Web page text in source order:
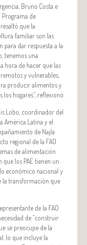
Bruno Costa e
Programa de
que la
familiar son las
para dar respuesta a la
tenemos una
hora de hacer que las
y vulnerables,
producir alimentos y
hogares”, reflexionó.
Lobo, coordinador del
América Latina y el
de Najla
regional de la FAO
de alimentación
los PAE tienen un
económico nacional y
la transformación que
de la FAO
de “construir
se preocupe de la
lo que incluye la